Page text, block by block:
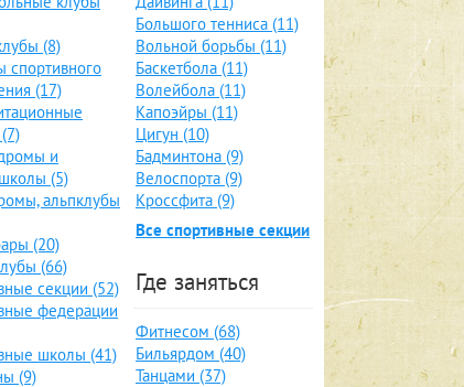
(8)
спортивного
(17)
и
(5)
альпклубы
(20)
(66)
секции (52)
федерации
школы (41)
(9)
Большого тенниса (11)
Вольной борьбы (11)
Баскетбола (11)
Волейбола (11)
Капоэйры (11)
Цигун (10)
Бадминтона (9)
Велоспорта (9)
Кроссфита (9)
Все спортивные секции
Где заняться
Фитнесом (68)
Бильярдом (40)
Танцами (37)